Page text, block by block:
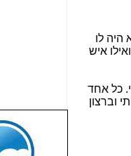
היה לו
ואילו איש
כל אחד
וברצון
שבוע טוב
הגולשים